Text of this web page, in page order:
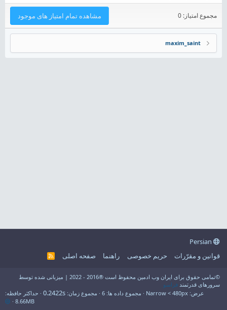
مجموع امتیاز: 0 مشاهده تمام امتیاز های موجود
maxim_saint
قوانین و مقرّرات
حریم خصوصی راهنما صفحه اصلی
R
©تمامی حقوق برای ایران وب ادمین محفوظ است ®2016 - 2022 | میزبانی شده توسط
سرورهای قدرتمند فراسو
عرض
مجموع داده ها 6 مجموع زمان 0.2422s
حداکثر حافظه
8.66MB